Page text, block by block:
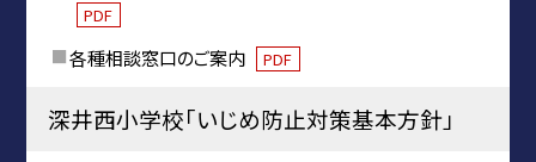
PDF
各種相談窓口のご案内 PDF
深井西小学校「いじめ防止対策基本方針」